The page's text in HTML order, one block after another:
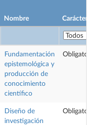
Nombre Carácter
Fundamentación
epistemológica y
producción de
conocimiento
científico
Diseño de
investigación